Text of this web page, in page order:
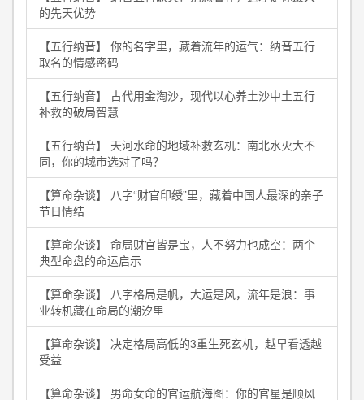
的先天优势
【五行纳音】 你的名字里，藏着流年的运气：纳音五行
取名的情感密码
【五行纳音】 古代用金淘沙，现代以心养土沙中土五行
补救的破局智慧
【五行纳音】 天河水命的地域补救玄机：南北水火大不
同，你的城市选对了吗？
【算命杂谈】 八字“财官印绶”里，藏着中国人最深的亲子
节日情结
【算命杂谈】 命局财官皆是宝，人不努力也成空：两个
典型命盘的命运启示
【算命杂谈】 八字格局是帆，大运是风，流年是浪：事
业转机藏在命局的潮汐里
【算命杂谈】 决定格局高低的3重生死玄机，越早看透越
受益
【算命杂谈】 男命女命的官运航海图：你的官星是顺风